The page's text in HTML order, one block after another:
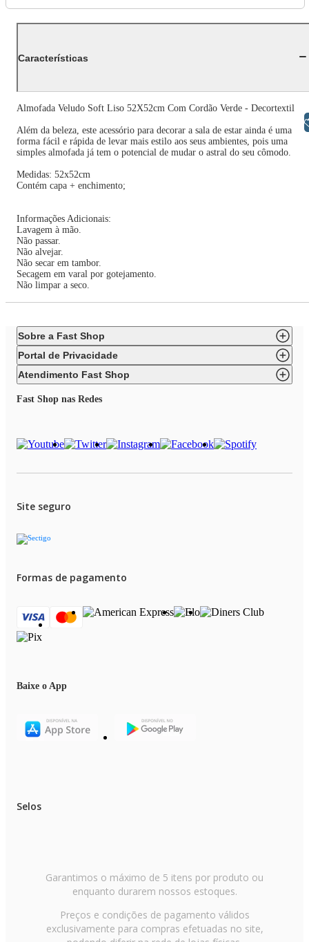
Características
Almofada Veludo Soft Liso 52X52cm Com Cordão Verde - Decortextil
Além da beleza, este acessório para decorar a sala de estar ainda é uma
forma fácil e rápida de levar mais estilo aos seus ambientes, pois uma
simples almofada já tem o potencial de mudar o astral do seu cômodo.
Medidas: 52x52cm
Contém capa + enchimento;
Informações Adicionais:
Lavagem à mão.
Não passar.
Não alvejar.
Não secar em tambor.
Secagem em varal por gotejamento.
Não limpar a seco.
Sobre a Fast Shop
Portal de Privacidade
Atendimento Fast Shop
Fast Shop nas Redes
Site seguro
Formas de pagamento
Baixe o App
Selos
Garantimos o máximo de 5 itens por produto ou
enquanto durarem nossos estoques.
Preços e condições de pagamento válidos
exclusivamente para compras efetuadas no site,